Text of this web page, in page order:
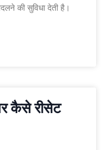
की सुविधा देती है।
कैसे रीसेट